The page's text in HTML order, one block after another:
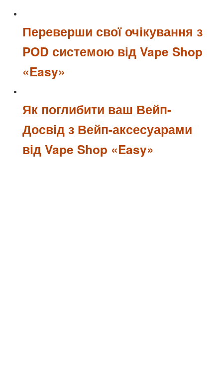
Переверши свої очікування з
POD системою від Vape Shop
«Easy»
Як поглибити ваш Вейп-
Досвід з Вейп-аксесуарами
від Vape Shop «Easy»